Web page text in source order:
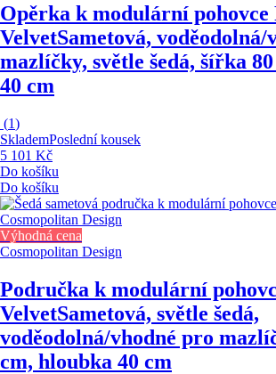
Opěrka k modulární pohovce
VelvetSametová, voděodolná/
mazlíčky, světle šedá, šířka
40 cm
(1)
SklademPoslední kousek
5 101 Kč
Do košíku
Do košíku
Výhodná cena
Cosmopolitan Design
Područka k modulární
VelvetSametová, světle šedá,
voděodolná/vhodné pro
cm, hloubka 40 cm